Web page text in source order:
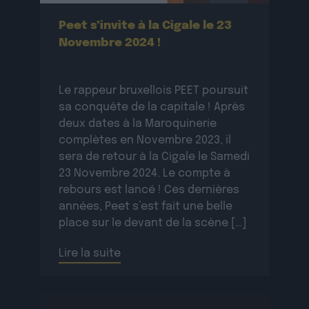
Peet s’invite à la Cigale le 23
Novembre 2024 !
Le rappeur bruxellois PEET poursuit
sa conquête de la capitale ! Après
deux dates à la Maroquinerie
complètes en Novembre 2023, il
sera de retour à la Cigale le Samedi
23 Novembre 2024. Le compte à
rebours est lancé ! Ces dernières
années, Peet s’est fait une belle
place sur le devant de la scène […]
Lire la suite